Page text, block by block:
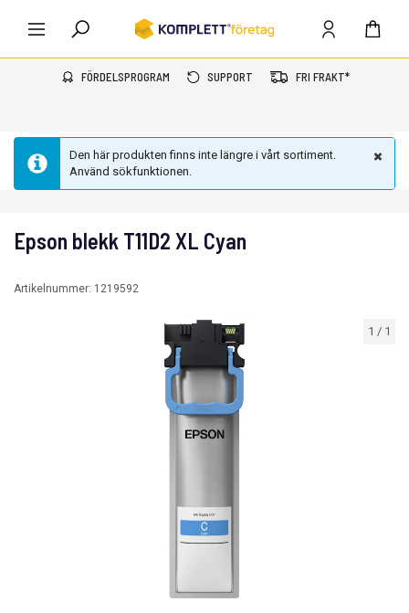
FÖRDELSPROGRAM SUPPORT FRI FRAKT*
Den här produkten finns inte längre i vårt sortiment.
Använd sökfunktionen.
1 / 1
Epson blekk T11D2 XL Cyan
Artikelnummer: 1219592